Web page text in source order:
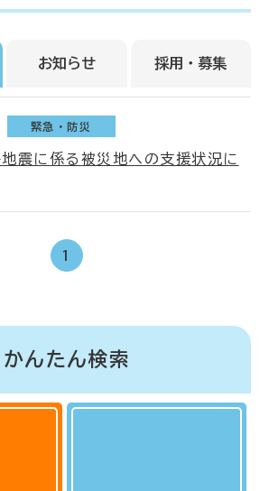
お知らせ 採用・募集
緊急・防災
震に係る被災地への支援状況に
1
かんたん検索